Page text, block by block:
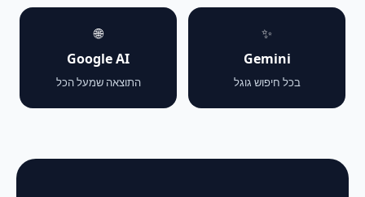
✨
Gemini
בכל חיפוש גוגל
🌐
Google AI
התוצאה שמעל הכל